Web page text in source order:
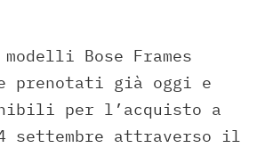
Bose Frames
prenotati già oggi e
per l’acquisto a
settembre attraverso il